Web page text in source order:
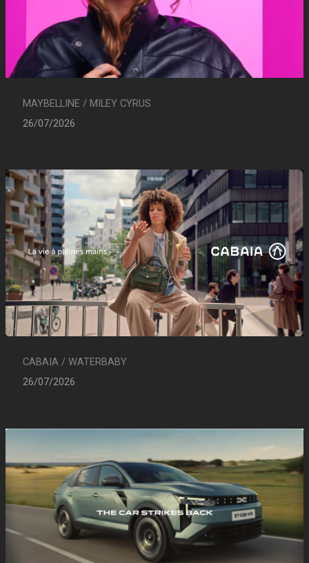
MAYBELLINE / MILEY CYRUS
26/07/2026
CABAIA / WATERBABY
26/07/2026